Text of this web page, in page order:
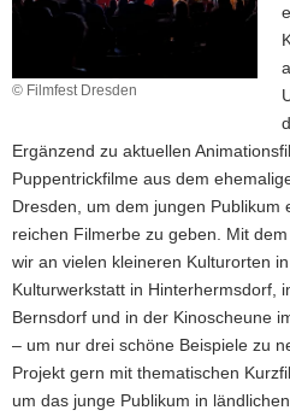
n
© Filmfest Dresden
Ergänzend zu aktuellen
Puppentrickfilme aus dem
Dresden, um dem jungen Publikum
reichen Filmerbe zu geben. Mit
wir an vielen kleineren Kulturorten
Kulturwerkstatt in Hinterhermsdorf,
Bernsdorf und in der Kinoscheune
– um nur drei schöne Beispiele zu
Projekt gern mit thematischen
um das junge Publikum in